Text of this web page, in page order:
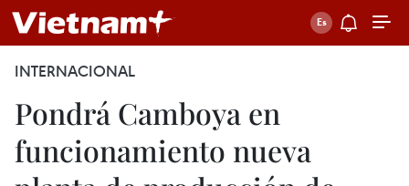
INTERNACIONAL
Pondrá Camboya en
funcionamiento nueva